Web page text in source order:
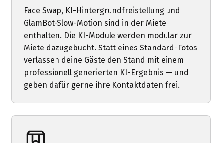
Face Swap, KI-Hintergrundfreistellung und
GlamBot-Slow-Motion sind in der Miete
enthalten. Die KI-Module werden modular zur
Miete dazugebucht. Statt eines Standard-Fotos
verlassen deine Gäste den Stand mit einem
professionell generierten KI-Ergebnis — und
geben dafür gerne ihre Kontaktdaten frei.